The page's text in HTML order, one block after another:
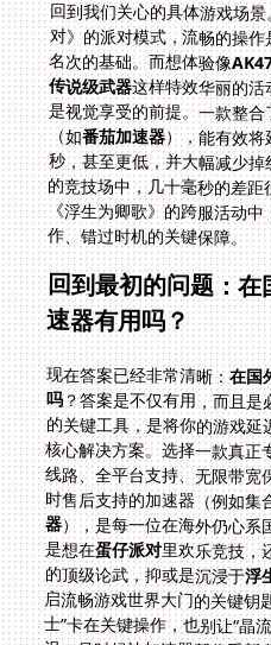
回到我们关心的具体游戏场
对》的派对模式，流畅的操
名次的基础。而想体验像
传说级武器这样特效华丽的
是视觉享受的前提。
（如番茄加速器），能有效
秒，甚至更低，并大幅减少掉
的竞技场中，几十毫秒的差
《浮生为卿歌》的跨服活动
作、错过时机的关键保障。
回到最初的问题：
速器有用吗？
现在答案已经非常清晰：在国
吗？答案是不仅有用，而且
的关键工具，是将你的游戏
核心解决方案。选择一款真
线路、全平台支持、无限带
时售后支持的加速器（例如集
器），是每一位在海外仍心
是想在蛋仔派对里欢乐竞技，
的顶级论武，抑或是沉浸于浮